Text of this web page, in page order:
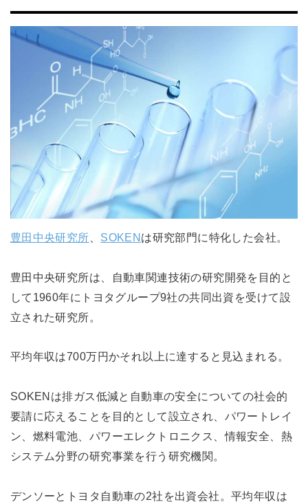
豊田中央研究所 SOKENは研究部門に特化した会社。
豊田中央研究所は、自動車関連技術の研究開発を目的と
して1960年にトヨタグループ9社の共同出資を受けて設
立された研究所。
平均年収は700万円かそれ以上に達すると見込まれる。
SOKENは排ガス低減と自動車の安全についての社会的
要請に応えることを目的として設立され、パワートレイ
ン、燃料電池、パワーエレクトロニクス、情報安全、熱
システム分野の研究事業を行う研究機関。
デンソーとトヨタ自動車の2社を出資会社。平均年収は